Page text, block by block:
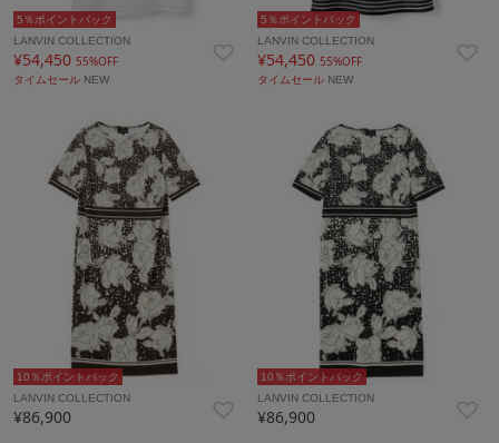
5％ポイントバック
LANVIN COLLECTION
¥54,450 55%OFF
タイムセール NEW
5％ポイントバック
LANVIN COLLECTION
¥54,450 55%OFF
タイムセール NEW
10％ポイントバック
LANVIN COLLECTION
¥86,900
10％ポイントバック
LANVIN COLLECTION
¥86,900